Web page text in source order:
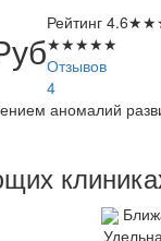
Рейтинг 4.6★★
★★★★★
Отзывов
4
аномалий